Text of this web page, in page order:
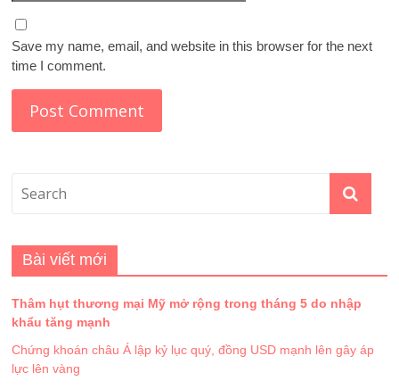
Save my name, email, and website in this browser for the next
time I comment.
Bài viết mới
Thâm hụt thương mại Mỹ mở rộng trong tháng 5 do nhập
khẩu tăng mạnh
Chứng khoán châu Á lập kỷ lục quý, đồng USD mạnh lên gây áp
lực lên vàng